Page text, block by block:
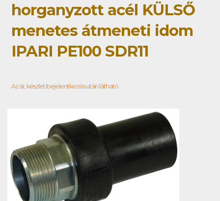
horganyzott acél KÜLSŐ
menetes átmeneti idom
IPARI PE100 SDR11
Az ár, készlet bejelentkezés után látható